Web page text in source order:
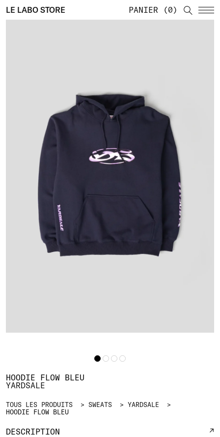
LE LABO STORE PANIER 0
TOUS LES PRODUITS SWEATS
YARDSALE
HOODIE FLOW BLEU
HOODIE FLOW BLEU
YARDSALE
DESCRIPTION